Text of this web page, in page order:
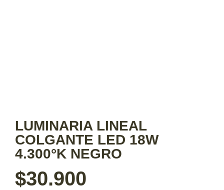
LUMINARIA LINEAL
COLGANTE LED 18W
4.300°K NEGRO
$30.900